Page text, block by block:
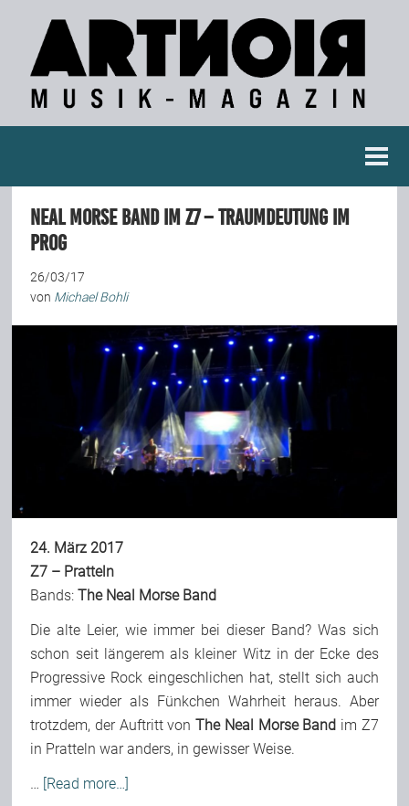
Konzertberichte
Fotoreportagen
Interviews
Weitere Berichte
Bild-Archiv
Rezensionen
Musik
Alles andere
Backstage
Kontakt
Neal Morse Band im Z7 – Traumdeutung im
Prog
26/03/17
von Michael Bohli
24. März 2017
Z7 – Pratteln
Bands:The Neal Morse Band
Die alte Leier, wie immer bei dieser Band? Was sich
schon seit längerem als kleiner Witz in der Ecke des
Progressive Rock eingeschlichen hat, stellt sich auch
immer wieder als Fünkchen Wahrheit heraus. Aber
trotzdem, der Auftritt vonThe Neal Morse Band im Z7
in Pratteln war anders, in gewisser Weise.
… [Read more…]